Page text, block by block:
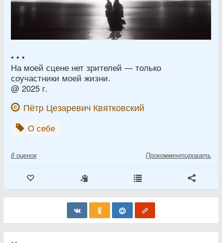
• • •
На моей сцене нет зрителей — только
соучастники моей жизни.
@ 2025 г.
Пётр Цезаревич Квятковский
О себе
6 оценок Прокомментировать